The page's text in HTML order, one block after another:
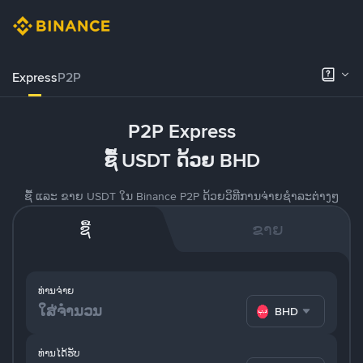
ExpressP2P
P2P Express
ຊື້ USDT ດ້ວຍ BHD
ຊື້ ແລະ ຂາຍ USDT ໃນ Binance P2P ດ້ວຍວິທີການຈ່າຍຊຳລະຕ່າງໆ
ຊື້ ຂາຍ
ທ່ານຈ່າຍ
BHD
ທ່ານໄດ້ຮັບ